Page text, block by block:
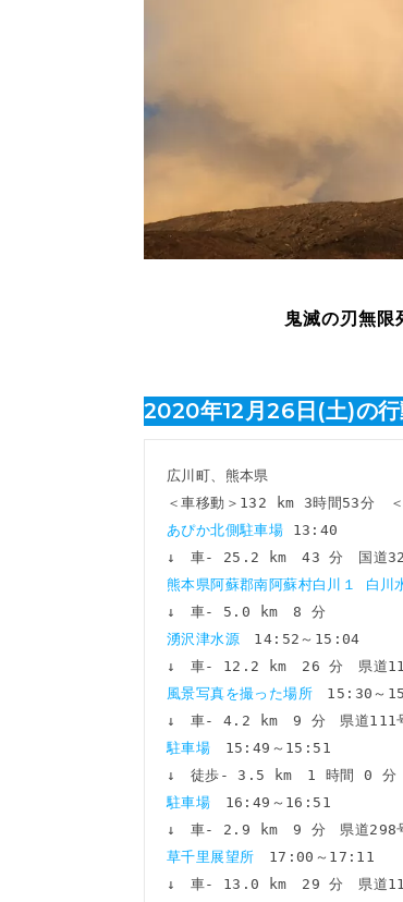
鬼滅の刃無限
2020年12月26日(土)の
広川町、熊本県
あぴか北側駐車場 13:40
熊本県阿蘇郡南阿蘇村白川１ 白川
湧沢津水源 14:52～15:04
風景写真を撮った場所 15:30～
駐車場 15:49～15:51
駐車場 16:49～16:51
草千里展望所 17:00～17:11